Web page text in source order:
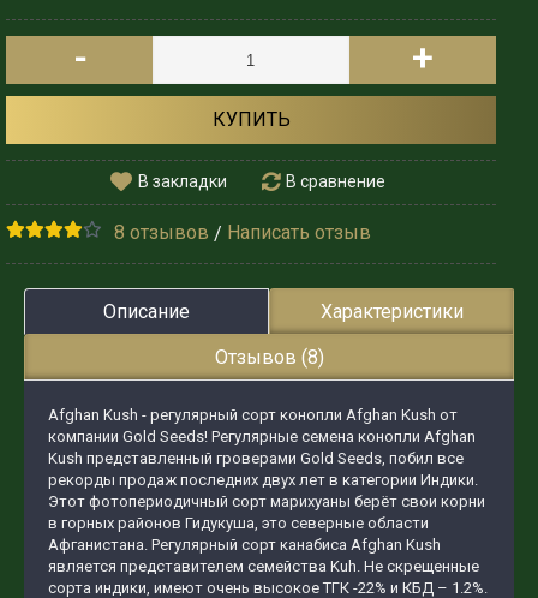
-
+
КУПИТЬ
В закладки В сравнение
8 отзывов / Написать отзыв
Описание
Характеристики
Отзывов (8)
Afghan Kush - регулярный сорт конопли Afghan Kush от
компании Gold Seeds! Регулярные семена конопли Afghan
Kush представленный гроверами Gold Seeds, побил все
рекорды продаж последних двух лет в категории Индики.
Этот фотопериодичный сорт марихуаны берёт свои корни
в горных районов Гидукуша, это северные области
Афганистана. Регулярный сорт канабиса Afghan Kush
является представителем семейства Kuh. Не скрещенные
сорта индики, имеют очень высокое ТГК -22% и КБД – 1.2%.